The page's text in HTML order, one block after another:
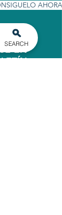
AHORA
EN
SEARCH